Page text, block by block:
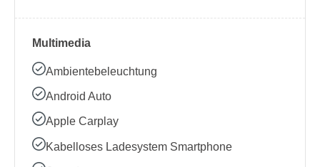
Multimedia
Ambientebeleuchtung
Android Auto
Apple Carplay
Kabelloses Ladesystem Smartphone